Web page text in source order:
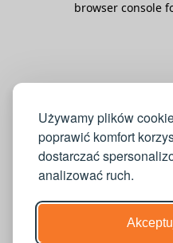
Używamy plików
poprawić komfort
dostarczać
analizować ruch.
browser console